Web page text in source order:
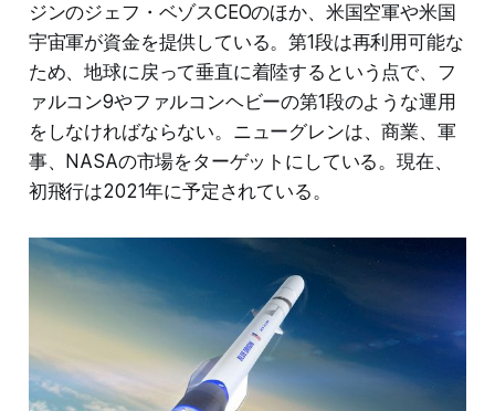
ジンのジェフ・ベゾスCEOのほか、米国空軍や米国
宇宙軍が資金を提供している。第1段は再利用可能な
ため、地球に戻って垂直に着陸するという点で、フ
ァルコン9やファルコンヘビーの第1段のような運用
をしなければならない。ニューグレンは、商業、軍
事、NASAの市場をターゲットにしている。現在、
初飛行は2021年に予定されている。